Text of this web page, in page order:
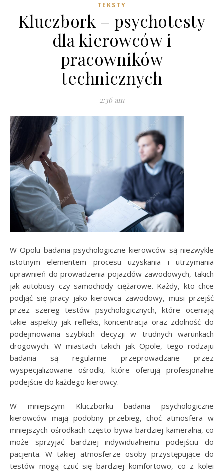
TEKSTY
Kluczbork – psychotesty
dla kierowców i
pracowników
technicznych
2:36 am
W Opolu badania psychologiczne kierowców są niezwykle
istotnym elementem procesu uzyskania i utrzymania
uprawnień do prowadzenia pojazdów zawodowych, takich
jak autobusy czy samochody ciężarowe. Każdy, kto chce
podjąć się pracy jako kierowca zawodowy, musi przejść
przez szereg testów psychologicznych, które oceniają
takie aspekty jak refleks, koncentracja oraz zdolność do
podejmowania szybkich decyzji w trudnych warunkach
drogowych. W miastach takich jak Opole, tego rodzaju
badania są regularnie przeprowadzane przez
wyspecjalizowane ośrodki, które oferują profesjonalne
podejście do każdego kierowcy.
W mniejszym Kluczborku badania psychologiczne
kierowców mają podobny przebieg, choć atmosfera w
mniejszych ośrodkach często bywa bardziej kameralna, co
może sprzyjać bardziej indywidualnemu podejściu do
pacjenta. W takiej atmosferze osoby przystępujące do
testów mogą czuć się bardziej komfortowo, co z kolei